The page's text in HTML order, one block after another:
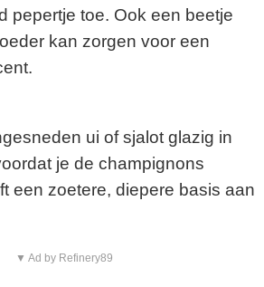
pepertje toe. Ook een beetje
kan zorgen voor een
ui of sjalot glazig in
je de champignons
een zoetere, diepere basis aan
▼ Ad by Refinery89